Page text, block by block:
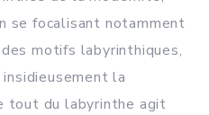
se focalisant notamment
motifs labyrinthiques,
la
tout du labyrinthe agit